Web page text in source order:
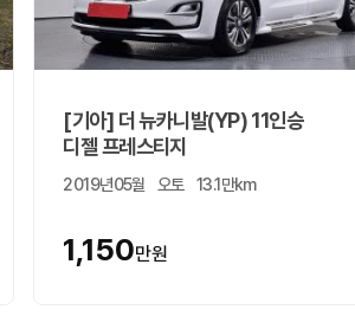
[기아] 더 뉴카니발(YP) 11인승
디젤 프레스티지
2019년05월 오토 13.1만km
1,150만원